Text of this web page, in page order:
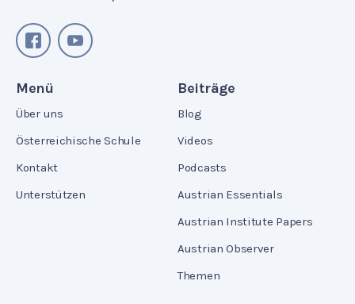
Menü
Über uns
Österreichische Schule
Kontakt
Unterstützen
Beiträge
Blog
Videos
Podcasts
Austrian Essentials
Austrian Institute Papers
Austrian Observer
Themen